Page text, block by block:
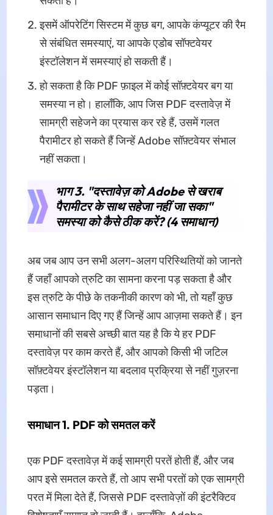
इसमें ऑपरेटिंग सिस्टम में कुछ बग, आपके कंप्यूटर की रैम
से संबंधित समस्याएं, या आपके एडोब सॉफ्टवेयर
इंस्टॉलेशन में समस्याएं हो सकती हैं।
हो सकता है कि PDF फ़ाइल में कोई सॉफ़्टवेयर बग या
समस्या न हो। हालाँकि, आप जिस PDF दस्तावेज़ में
सामग्री सहेजने का प्रयास कर रहे हैं, उसमें गलत
पैरामीटर हो सकते हैं जिन्हें Adobe सॉफ़्टवेयर संभाल
नहीं सकता।
भाग 3. "दस्तावेज़ को Adobe से खराब
पैरामीटर के साथ सहेजा नहीं जा सका"
समस्या को कैसे ठीक करें? (4 समाधान)
अब जब आप उन सभी अलग-अलग परिस्थितियों को जानते
हैं जहाँ आपको त्रुटि का सामना करना पड़ सकता है और
इस त्रुटि के पीछे के तकनीकी कारण को भी, तो यहाँ कुछ
आसान समाधान दिए गए हैं जिन्हें आप आज़मा सकते हैं। इन
समाधानों की सबसे अच्छी बात यह है कि ये हर PDF
दस्तावेज़ पर काम करते हैं, और आपको किसी भी जटिल
सॉफ़्टवेयर इंस्टॉलेशन या बदलाव प्रक्रिया से नहीं गुज़रना
पड़ता।
समाधान 1. PDF को समतल करें
एक PDF दस्तावेज़ में कई सामग्री परतें होती हैं, और जब
आप इसे समतल करते हैं, तो आप सभी परतों को एक सामग्री
परत में मिला देते हैं, जिससे PDF दस्तावेज़ों की इंटरैक्टिव